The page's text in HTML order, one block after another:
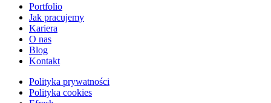
Portfolio
Jak pracujemy
Kariera
O nas
Blog
Kontakt
Polityka prywatności
Polityka cookies